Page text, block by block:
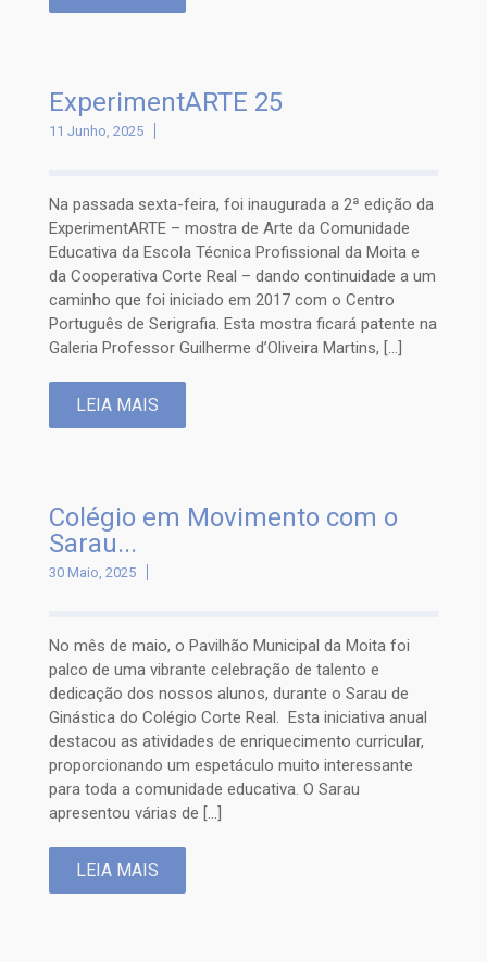
ExperimentARTE 25
11 Junho, 2025
Na passada sexta-feira, foi inaugurada a 2ª edição da
ExperimentARTE – mostra de Arte da Comunidade
Educativa da Escola Técnica Profissional da Moita e
da Cooperativa Corte Real – dando continuidade a um
caminho que foi iniciado em 2017 com o Centro
Português de Serigrafia. Esta mostra ficará patente na
Galeria Professor Guilherme d’Oliveira Martins, […]
LEIA MAIS
Colégio em Movimento com o
Sarau...
30 Maio, 2025
No mês de maio, o Pavilhão Municipal da Moita foi
palco de uma vibrante celebração de talento e
dedicação dos nossos alunos, durante o Sarau de
Ginástica do Colégio Corte Real. Esta iniciativa anual
destacou as atividades de enriquecimento curricular,
proporcionando um espetáculo muito interessante
para toda a comunidade educativa. O Sarau
apresentou várias de […]
LEIA MAIS